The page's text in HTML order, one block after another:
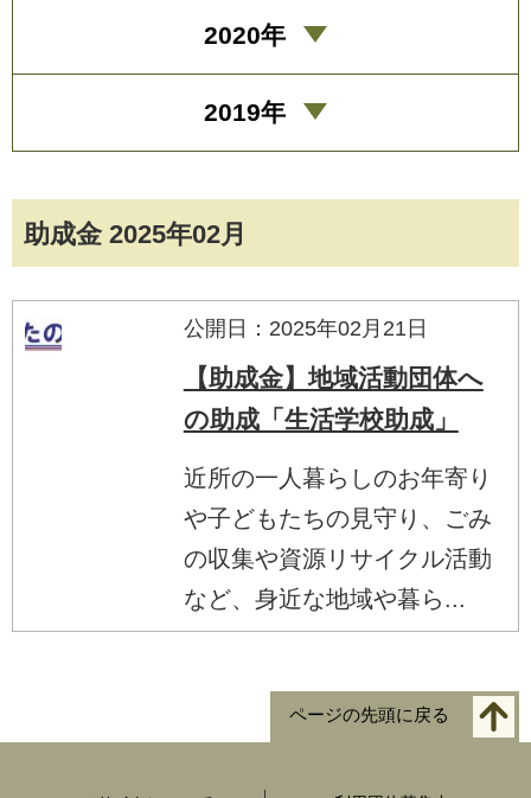
助成金 2025年02月
公開日：2025年02月21日
【助成金】地域活動団体へ
の助成「生活学校助成」
近所の一人暮らしのお年寄り
や子どもたちの見守り、ごみ
の収集や資源リサイクル活動
など、身近な地域や暮ら...
2020年
2019年
ページの先頭に戻る